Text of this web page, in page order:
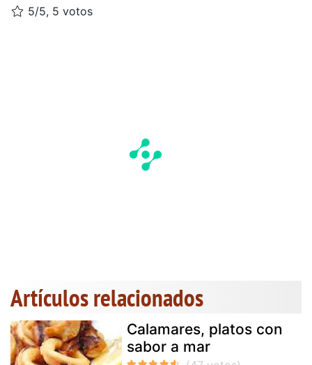
5/5, 5 votos
Artículos relacionados
Calamares, platos con
sabor a mar